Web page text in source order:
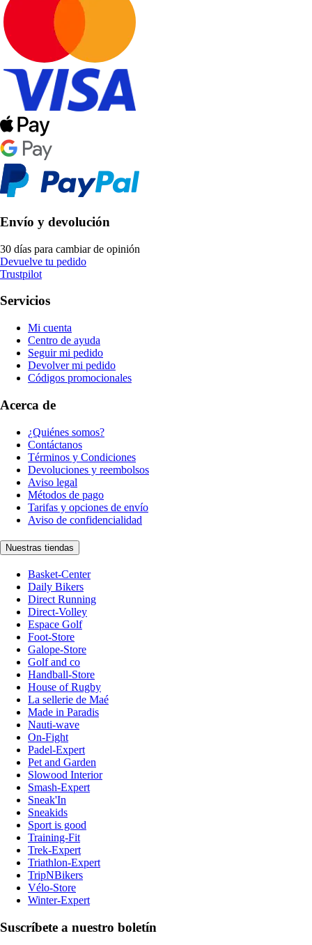
Envío y devolución
30 días para cambiar de opinión
Devuelve tu pedido
Trustpilot
Servicios
Mi cuenta
Centro de ayuda
Seguir mi pedido
Devolver mi pedido
Códigos promocionales
Acerca de
¿Quiénes somos?
Contáctanos
Términos y Condiciones
Devoluciones y reembolsos
Aviso legal
Métodos de pago
Tarifas y opciones de envío
Aviso de confidencialidad
Nuestras tiendas
Basket-Center
Daily Bikers
Direct Running
Direct-Volley
Espace Golf
Foot-Store
Galope-Store
Golf and co
Handball-Store
House of Rugby
La sellerie de Maé
Made in Paradis
Nauti-wave
On-Fight
Padel-Expert
Pet and Garden
Slowood Interior
Smash-Expert
Sneak'In
Sneakids
Sport is good
Training-Fit
Trek-Expert
Triathlon-Expert
TripNBikers
Vélo-Store
Winter-Expert
Suscríbete a nuestro boletín